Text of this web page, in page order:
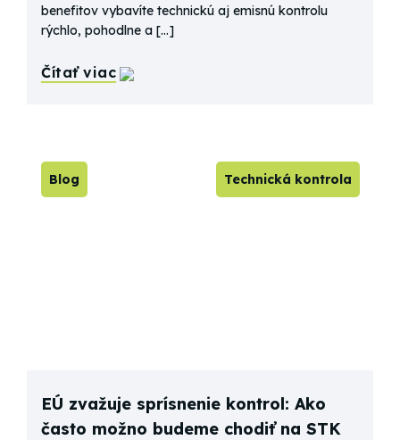
benefitov vybavíte technickú aj emisnú kontrolu
rýchlo, pohodlne a […]
Čítať viac
Blog Technická kontrola
EÚ zvažuje sprísnenie kontrol: Ako
často možno budeme chodiť na STK